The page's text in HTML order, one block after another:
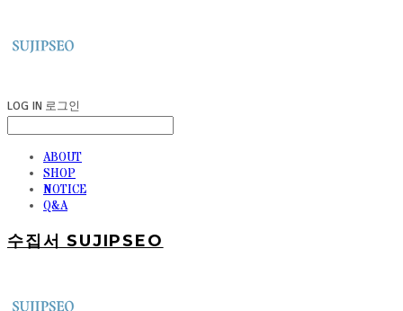
LOG IN 로그인
ABOUT
SHOP
NOTICE
Q&A
수집서 SUJIPSEO